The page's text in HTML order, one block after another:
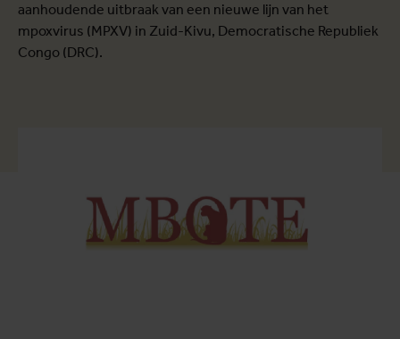
aanhoudende uitbraak van een nieuwe lijn van het
mpoxvirus (MPXV) in Zuid-Kivu, Democratische Republiek
Congo (DRC).